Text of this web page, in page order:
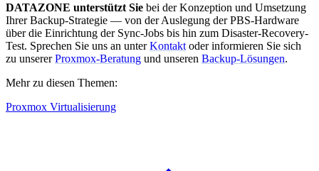
DATAZONE unterstützt Sie bei der Konzeption und Umsetzung
Ihrer Backup-Strategie — von der Auslegung der PBS-Hardware
über die Einrichtung der Sync-Jobs bis hin zum Disaster-Recovery-
Test. Sprechen Sie uns an unterKontakt oder informieren Sie sich
zu unsererProxmox-Beratung und unseren Backup-Lösungen.
Mehr zu diesen Themen:
Proxmox Virtualisierung